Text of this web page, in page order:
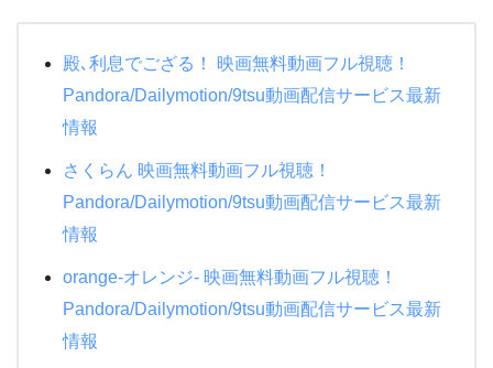
殿､利息でござる！ 映画無料動画フル視聴！
Pandora/Dailymotion/9tsu動画配信サービス最新
情報
さくらん 映画無料動画フル視聴！
Pandora/Dailymotion/9tsu動画配信サービス最新
情報
orange-オレンジ- 映画無料動画フル視聴！
Pandora/Dailymotion/9tsu動画配信サービス最新
情報